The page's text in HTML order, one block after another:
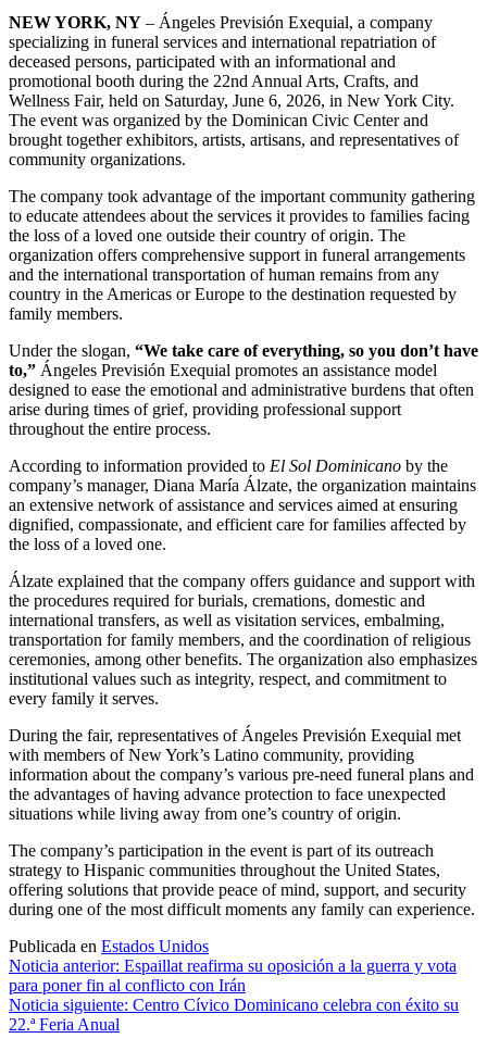
NEW YORK, NY – Ángeles Previsión Exequial, a company
specializing in funeral services and international repatriation of
deceased persons, participated with an informational and
promotional booth during the 22nd Annual Arts, Crafts, and
Wellness Fair, held on Saturday, June 6, 2026, in New York City.
The event was organized by the Dominican Civic Center and
brought together exhibitors, artists, artisans, and representatives of
community organizations.
The company took advantage of the important community gathering
to educate attendees about the services it provides to families facing
the loss of a loved one outside their country of origin. The
organization offers comprehensive support in funeral arrangements
and the international transportation of human remains from any
country in the Americas or Europe to the destination requested by
family members.
Under the slogan, “We take care of everything, so you don’t have
to,” Ángeles Previsión Exequial promotes an assistance model
designed to ease the emotional and administrative burdens that often
arise during times of grief, providing professional support
throughout the entire process.
According to information provided to El Sol Dominicano by the
company’s manager, Diana María Álzate, the organization maintains
an extensive network of assistance and services aimed at ensuring
dignified, compassionate, and efficient care for families affected by
the loss of a loved one.
Álzate explained that the company offers guidance and support with
the procedures required for burials, cremations, domestic and
international transfers, as well as visitation services, embalming,
transportation for family members, and the coordination of religious
ceremonies, among other benefits. The organization also emphasizes
institutional values such as integrity, respect, and commitment to
every family it serves.
During the fair, representatives of Ángeles Previsión Exequial met
with members of New York’s Latino community, providing
information about the company’s various pre-need funeral plans and
the advantages of having advance protection to face unexpected
situations while living away from one’s country of origin.
The company’s participation in the event is part of its outreach
strategy to Hispanic communities throughout the United States,
offering solutions that provide peace of mind, support, and security
during one of the most difficult moments any family can experience.
Publicada en Estados Unidos
Navegación
de
entradas
Noticia anterior: Espaillat reafirma su oposición a la guerra y vota
para poner fin al conflicto con Irán
Noticia siguiente: Centro Cívico Dominicano celebra con éxito su
22.ª Feria Anual